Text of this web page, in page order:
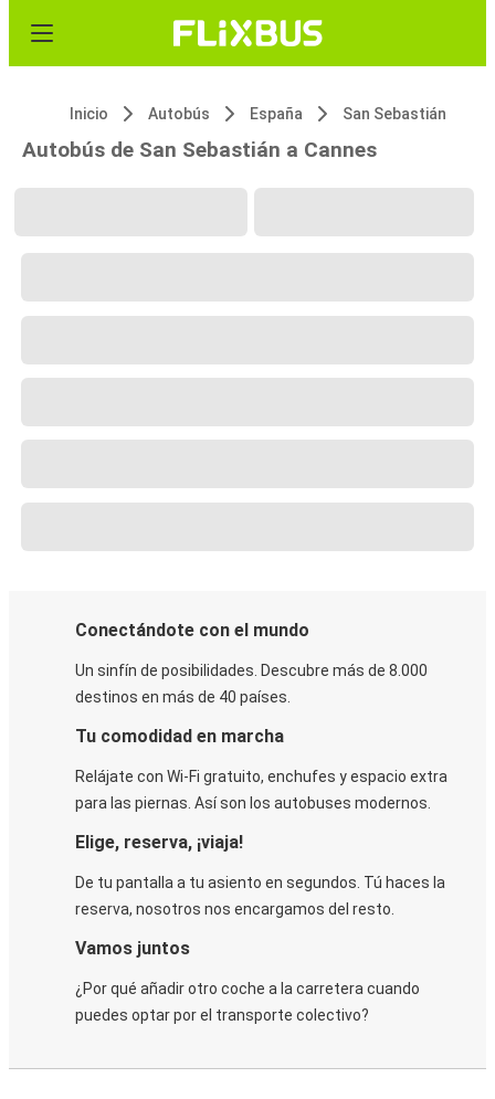
Inicio Autobús España San Sebastián
Autobús de San Sebastián a Cannes
Conectándote con el mundo
Un sinfín de posibilidades. Descubre más de 8.000
destinos en más de 40 países.
Tu comodidad en marcha
Relájate con Wi-Fi gratuito, enchufes y espacio extra
para las piernas. Así son los autobuses modernos.
Elige, reserva, ¡viaja!
De tu pantalla a tu asiento en segundos. Tú haces la
reserva, nosotros nos encargamos del resto.
Vamos juntos
¿Por qué añadir otro coche a la carretera cuando
puedes optar por el transporte colectivo?